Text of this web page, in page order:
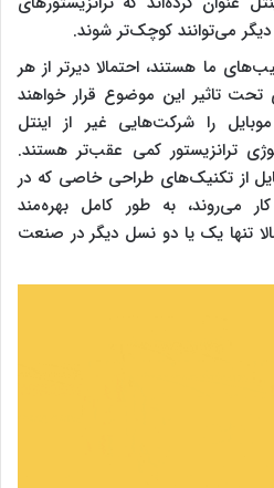
دیگر می‌توانند کوچک‌تر شوند.
ما هستند، احتمالا دیرتر از هر
تحت تاثیر این موضوع قرار خواهند
را شرکت‌هایی غیر از اینتل
ترانزیستور کمی عقب‌تر هستند.
از تکنیک‌های طراحی خاصی که در
می‌روند، به طور کامل بهره‌مند
تنها یک یا دو نسل دیگر در صنعت